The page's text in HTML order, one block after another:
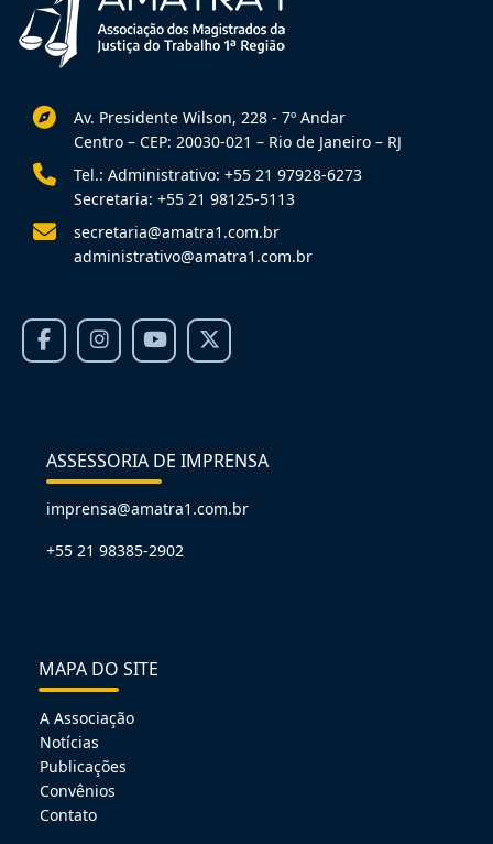
Av. Presidente Wilson, 228 - 7º Andar
Centro – CEP: 20030-021 – Rio de Janeiro – RJ
Tel.: Administrativo: +55 21 97928-6273
Secretaria: +55 21 98125-5113
secretaria@amatra1.com.br
administrativo@amatra1.com.br
ASSESSORIA DE IMPRENSA
imprensa@amatra1.com.br
+55 21 98385-2902
MAPA DO SITE
A Associação
Notícias
Publicações
Convênios
Contato